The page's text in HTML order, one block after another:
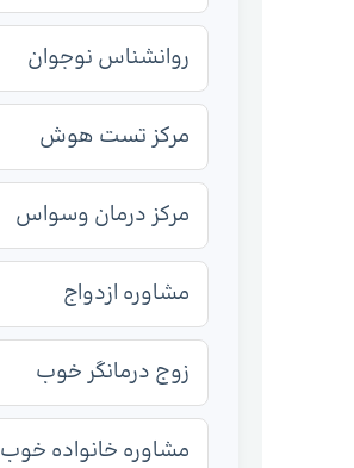
روانشناس نوجوان
مرکز تست هوش
مرکز درمان وسواس
مشاوره ازدواج
زوج درمانگر خوب
مشاوره خانواده خوب